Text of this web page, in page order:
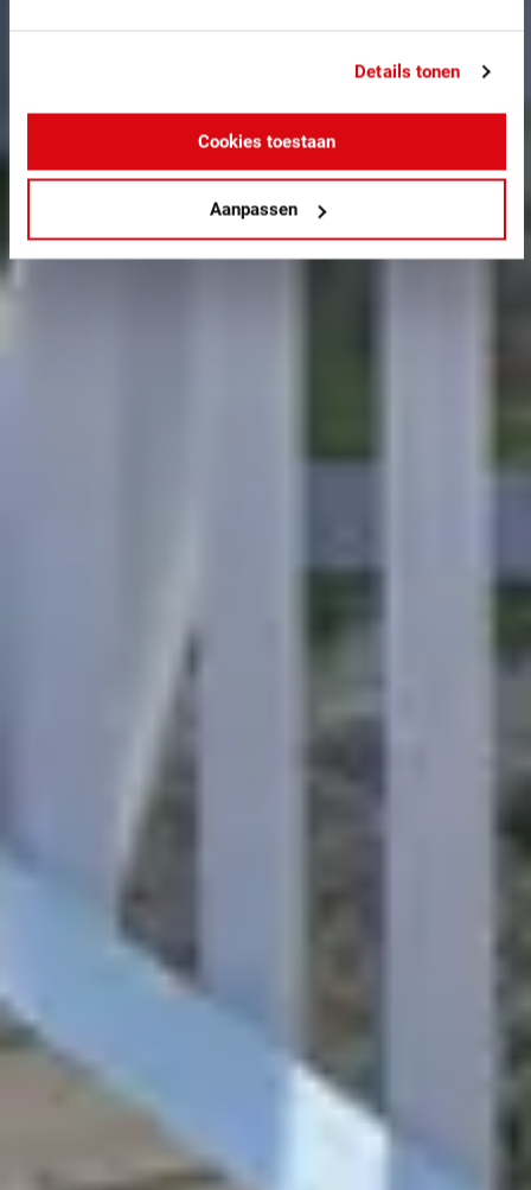
Details tonen
Cookies toestaan
Aanpassen